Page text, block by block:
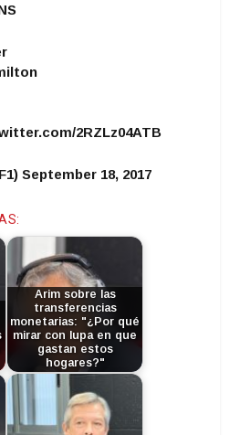
2RZLz04ATB
September 18, 2017
Arim sobre las
transferencias
monetarias: "¿Por qué
mirar con lupa en que
gastan estos
hogares?"